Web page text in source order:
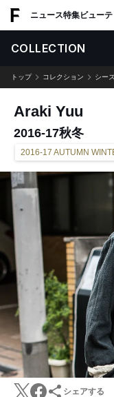
ニュース特集ビューテ
COLLECTION
トップ コレクション シー
Araki Yuu
2016-17秋冬
2016-17 AUTUMN
シェアする